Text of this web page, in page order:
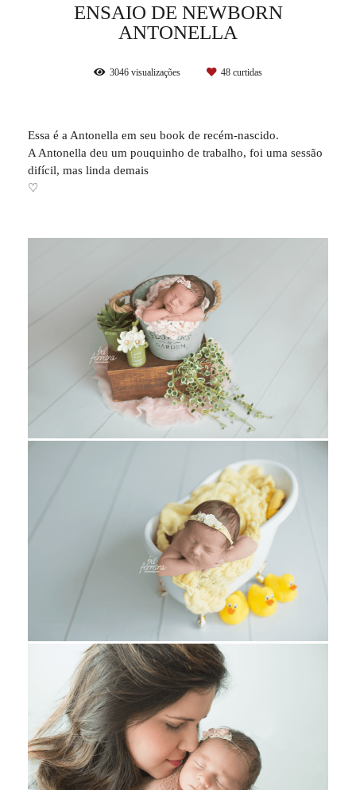
ENSAIO DE NEWBORN
ANTONELLA
3046 visualizações 48 curtidas
Essa é a Antonella em seu book de recém-nascido.
A Antonella deu um pouquinho de trabalho, foi uma sessão
difícil, mas linda demais
♡